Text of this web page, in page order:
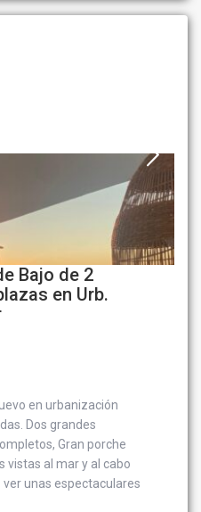
Bajo de 2
en Urb.
en urbanización
Dos grandes
Gran porche
vistas al mar y al cabo
unas espectaculares